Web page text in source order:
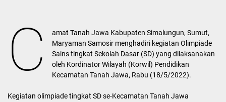
C
amat Tanah Jawa Kabupaten Simalungun, Sumut,
Maryaman Samosir menghadiri kegiatan Olimpiade
Sains tingkat Sekolah Dasar (SD) yang dilaksanakan
oleh Kordinator Wilayah (Korwil) Pendidikan
Kecamatan Tanah Jawa, Rabu (18/5/2022).
Kegiatan olimpiade tingkat SD se-Kecamatan Tanah Jawa